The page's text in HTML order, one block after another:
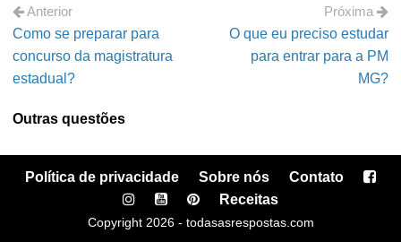
Anterior
Como se preparar para
concurso da magistratura
estadual?
Próxima
O que eu preciso estudar
para entrar para a PM
MG?
Outras questões
Política de privacidade Sobre nós
Contato
Receitas
Copyright 2026 - todasasrespostas.com